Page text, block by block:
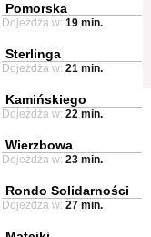
Pomorska
Dojeżdża w: 19 min.
Sterlinga
Dojeżdża w: 21 min.
Kamińskiego
Dojeżdża w: 22 min.
Wierzbowa
Dojeżdża w: 23 min.
Rondo Solidarności
Dojeżdża w: 27 min.